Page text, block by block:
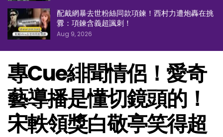
配戴網暴去世粉絲同款項鍊！西村力遭炮轟在挑
釁：項鍊含義超諷刺！
Aug 9, 2026
專Cue緋聞情侶！愛奇
藝導播是懂切鏡頭的！
宋軼領獎白敬亭笑得超